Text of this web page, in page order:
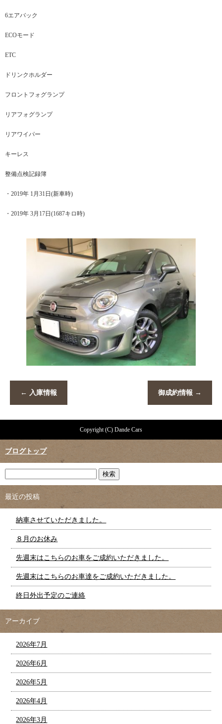
6エアバック
ECOモード
ETC
ドリンクホルダー
フロントフォグランプ
リアフォグランプ
リアワイパー
キーレス
整備点検記録簿
・2019年 1月31日(新車時)
・2019年 3月17日(1687キロ時)
← 入庫情報 御成約情報 →
Copyright (C) Dande Cars
ブログトップ
最近の投稿
納車させていただきました。
８月のお休み
先週末はこちらのお車をご成約いただきました。
先週末はこちらのお車達をご成約いただきました。
終日外出予定のご連絡
アーカイブ
2026年7月
2026年6月
2026年5月
2026年4月
2026年3月